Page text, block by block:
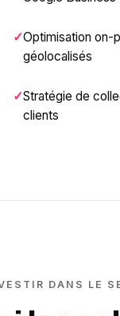
Optimisation on-
géolocalisés
Stratégie de
clients
DANS LE